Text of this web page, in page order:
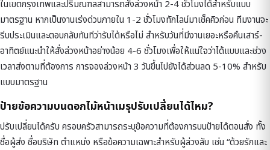
ในเขตกรุงเทพและปริมณฑลสามารถสั่งล่วงหน้า 2-4 ชั่วโมงได้สำหรับแบบ
มาตรฐาน หากเป็นงานเร่งด่วนภายใน 1-2 ชั่วโมงทักไลน์มาเช็คคิวก่อน ทีมงานจะ
รีบประเมินและตอบกลับทันทีว่ารับได้หรือไม่ สำหรับวันที่มีงานเยอะหรือคืนเสาร์-
อาทิตย์แนะนำให้สั่งล่วงหน้าอย่างน้อย 4-6 ชั่วโมงเพื่อให้แน่ใจว่าได้แบบและช่วง
เวลาส่งตามที่ต้องการ การจองล่วงหน้า 3 วันขึ้นไปยังได้ส่วนลด 5-10% สำหรับ
แบบมาตรฐาน
ป้ายข้อความบนดอกไม้หน้าเมรุปรับเปลี่ยนได้ไหม?
ปรับเปลี่ยนได้ครับ ครอบครัวสามารถระบุข้อความที่ต้องการบนป้ายได้ตอนสั่ง ทั้ง
ชื่อผู้ส่ง ชื่อบริษัท ตำแหน่ง หรือข้อความเฉพาะสำหรับผู้ล่วงลับ เช่น “ด้วยรักและ